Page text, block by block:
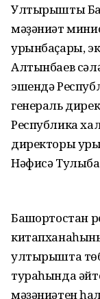
Ултырышты
мәҙәниәт
урынбаҫары,
Алтынбаев
эшендә
генераль
Республика
директоры
Нәфисә
Башҡортостан
ултырышта
тураһында
мәҙәниәтен